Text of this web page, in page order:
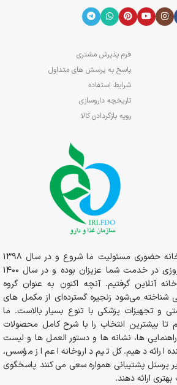
فرم پذیرش مشتری
پاسخ به پرسش های متداول
شرایط استفاده
تاریخچه داروسازی
رویه بازگردادن کالا
از سال 1394در قالب داروخانه حضوری مسئولیت ما شروع و در سال 1398
داروخانه به صورت شبانه روزی در خدمت شما عزیزان بوده و در سال 1400
آنلاین گرفتیم. آنچه اکنون به عنوان گروه
شناخته می‌شود زنجیره گسترده‌ای از مکمل های
و تجهیزات پزشکی با تنوع بسیار بالاست. ما
تا بیشترین انتخاب را با شرح کامل محصولات
ها، نشانه ها و دستور العمل ها و لیست
ارائه دهیم. کل تیم داروخانه اعم از مؤسس،
پرسنل پشتیبانی همواره سعی می کنند پاسخگوی
ارائه دهند.